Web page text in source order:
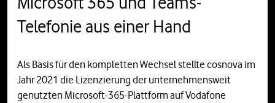
Telefonie aus einer Hand
Als Basis für den kompletten Wechsel stellte cosnova im
Jahr 2021 die Lizenzierung der unternehmensweit
genutzten Microsoft-365-Plattform auf Vodafone